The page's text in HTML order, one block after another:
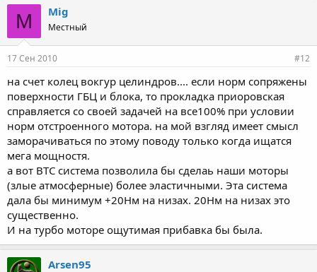
M Mig
Местный
17 Сен 2010 #12
на счет колец вокгур целиндров.... если норм сопряжены
поверхности ГБЦ и блока, то прокладка приоровская
справляется со своей задачей на все100% при условии
норм отстроенного мотора. на мой взгляд имеет смысл
заморачиваться по этому поводу только когда ищатся
мега мощностя.
а вот ВТС система позволила бы сделаь наши моторы
(злые атмосферные) более эластичными. Эта система
дала бы минимум +20Нм на низах. 20Нм на низах это
существенно.
И на турбо моторе ощутимая прибавка бы была.
Arsen95